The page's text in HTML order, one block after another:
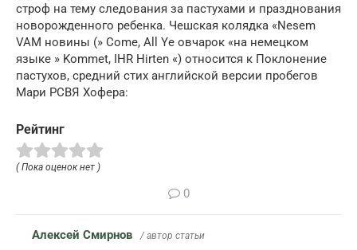
строф на тему следования за пастухами и празднования
новорожденного ребенка. Чешская колядка «Nesem
VAM новины (» Come, All Ye овчарок «на немецком
языке » Kommet, IHR Hirten «) относится к Поклонение
пастухов, средний стих английской версии пробегов
Мари РСВЯ Хофера:
Рейтинг
( Пока оценок нет )
0
Алексей Смирнов / автор статьи